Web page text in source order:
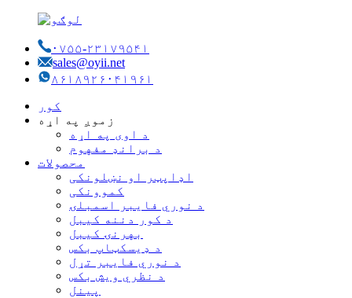
۰۷۵۵-۲۳۱۷۹۵۴۱
sales@oyii.net
۸۶۱۸۹۲۶۰۴۱۹۶۱
کور
زموږ په اړه
د اوی په اړه
د برانډ مفهوم
محصولات
اډاپټر او نښلونکی
کموونکی
د نوري فایبر اسمبلۍ
د کور دننه کیبل
بهرنۍ کیبل
د ډیسکټاپ بکس
د نوري فایبر تړل
د نظري ویش بکس
پینل